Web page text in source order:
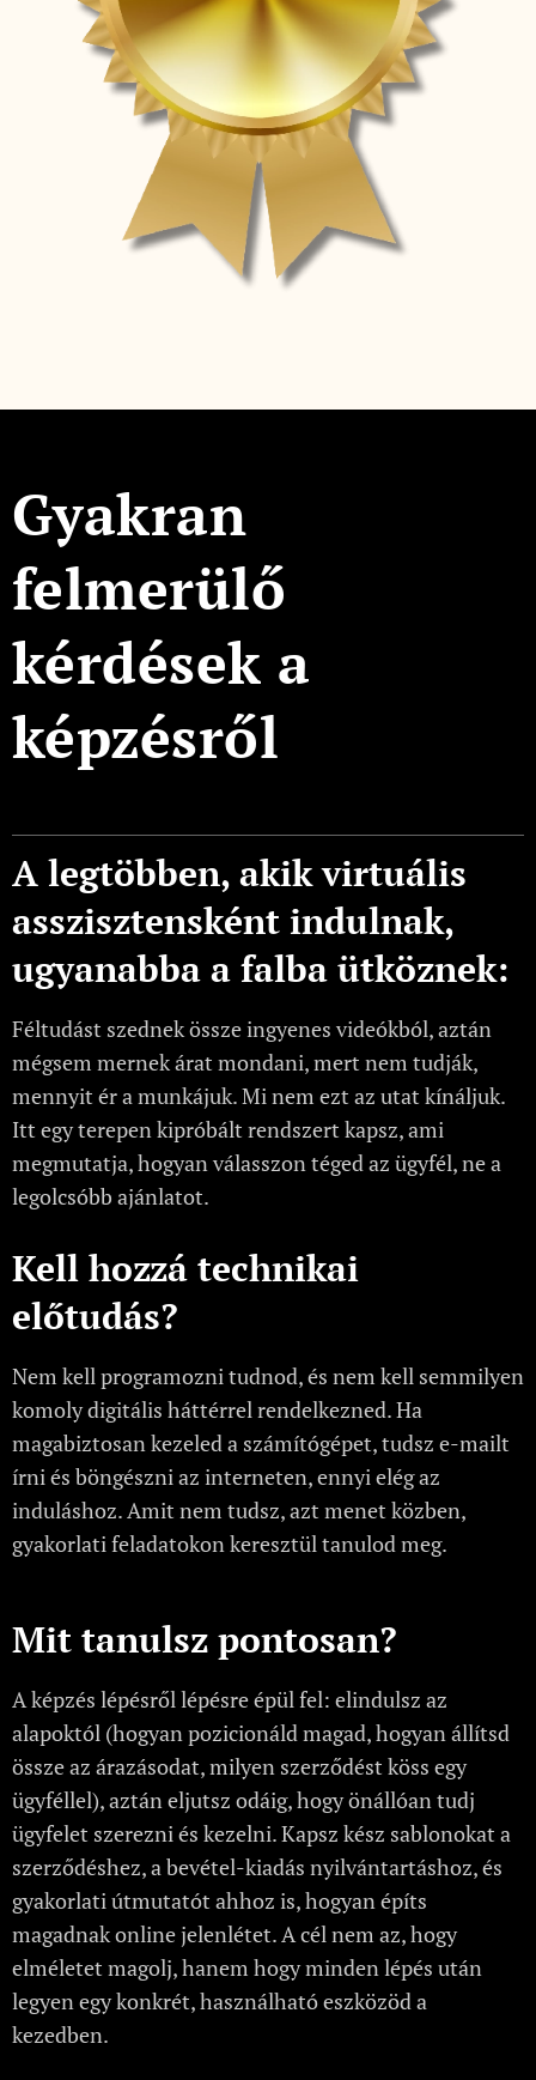
Gyakran
felmerülő
kérdések a
képzésről
A legtöbben, akik virtuális
asszisztensként indulnak,
ugyanabba a falba ütköznek:
Féltudást szednek össze ingyenes videókból, aztán
mégsem mernek árat mondani, mert nem tudják,
mennyit ér a munkájuk. Mi nem ezt az utat kínáljuk.
Itt egy terepen kipróbált rendszert kapsz, ami
megmutatja, hogyan válasszon téged az ügyfél, ne a
legolcsóbb ajánlatot.
Kell hozzá technikai
előtudás?
Nem kell programozni tudnod, és nem kell semmilyen
komoly digitális háttérrel rendelkezned. Ha
magabiztosan kezeled a számítógépet, tudsz e-mailt
írni és böngészni az interneten, ennyi elég az
induláshoz. Amit nem tudsz, azt menet közben,
gyakorlati feladatokon keresztül tanulod meg.
Mit tanulsz pontosan?
A képzés lépésről lépésre épül fel: elindulsz az
alapoktól (hogyan pozicionáld magad, hogyan állítsd
össze az árazásodat, milyen szerződést köss egy
ügyféllel), aztán eljutsz odáig, hogy önállóan tudj
ügyfelet szerezni és kezelni. Kapsz kész sablonokat a
szerződéshez, a bevétel-kiadás nyilvántartáshoz, és
gyakorlati útmutatót ahhoz is, hogyan építs
magadnak online jelenlétet. A cél nem az, hogy
elméletet magolj, hanem hogy minden lépés után
legyen egy konkrét, használható eszközöd a
kezedben.